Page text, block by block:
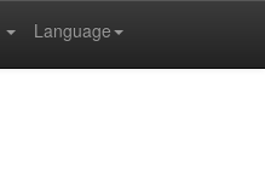
Language